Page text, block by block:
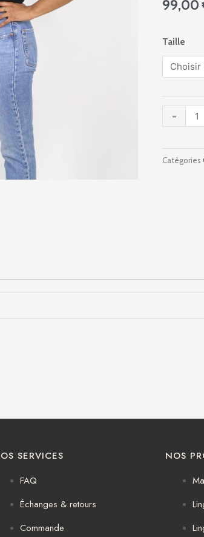
99,00
Taille
-
de
6642
-
-
Noir
Catégories
SERVICES
FAQ
Échanges & retours
Commande
NOS